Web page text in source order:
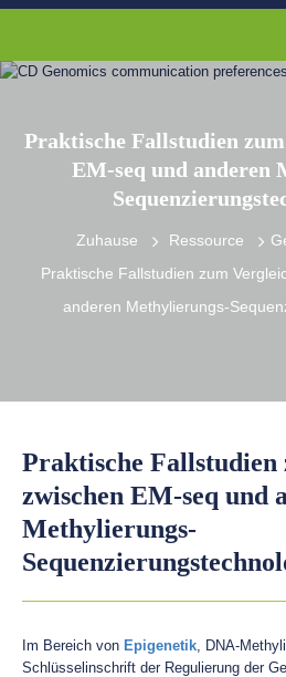
Praktische Fallstudien
EM-seq und anderen
Zuhause Ressource
Praktische Fallstudien zum
anderen Methylierungs-
Praktische Fallstudien
zwischen EM-seq und
Methylierungs-
Im Bereich von Epigenetik, DNA-
Schlüsselinschrift der Regulierung der